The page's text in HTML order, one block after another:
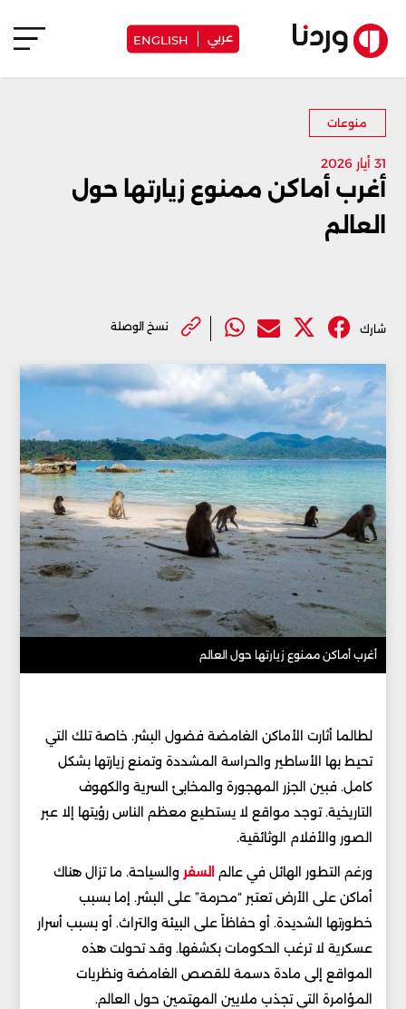
عربي ENGLISH
منوعات
31 أيار 2026
أغرب أماكن ممنوع زيارتها حول
العالم
شارك نسخ الوصلة
أغرب أماكن ممنوع زيارتها حول العالم
لطالما أثارت الأماكن الغامضة فضول البشر. خاصة تلك التي
تحيط بها الأساطير والحراسة المشددة وتمنع زيارتها بشكل
كامل. فبين الجزر المهجورة والمخابئ السرية والكهوف
التاريخية. توجد مواقع لا يستطيع معظم الناس رؤيتها إلا عبر
الصور والأفلام الوثائقية.
ورغم التطور الهائل في عالم السفر والسياحة. ما تزال هناك
أماكن على الأرض تعتبر “محرمة” على البشر. إما بسبب
خطورتها الشديدة. أو حفاظاً على البيئة والتراث. أو بسبب أسرار
عسكرية لا ترغب الحكومات بكشفها. وقد تحولت هذه
المواقع إلى مادة دسمة للقصص الغامضة ونظريات
المؤامرة التي تجذب ملايين المهتمين حول العالم.